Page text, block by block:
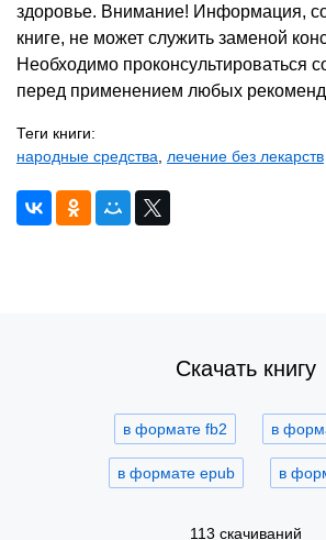
здоровье. Внимание! Информация,
книге, не может служить заменой
Необходимо проконсультироваться
перед применением любых
Теги книги:
народные средства
лечение без лекарств
Скачать книгу
в формате fb2 в
в формате epub в
113 скачиваний